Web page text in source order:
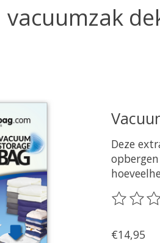
vacuumzak
Deze
De
€14,95